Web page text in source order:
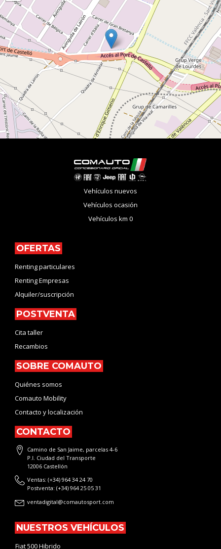
Vehículos nuevos
Vehículos ocasión
Vehículos km 0
OFERTAS
Renting particulares
Renting Empresas
Alquiler/suscripción
POSTVENTA
Cita taller
Recambios
SOBRE COMAUTO
Quiénes somos
Comauto Mobility
Contacto y localización
CONTACTO
Camino de San Jaime, parcelas 4-6
P.I. Ciudad del Transporte
12006 Castellón
Ventas: (+34) 964 34 24 70
Postventa: (+34) 964 25 05 31
ventadigital@comautosport.com
NUESTROS VEHÍCULOS
Fiat 500 Hibrido